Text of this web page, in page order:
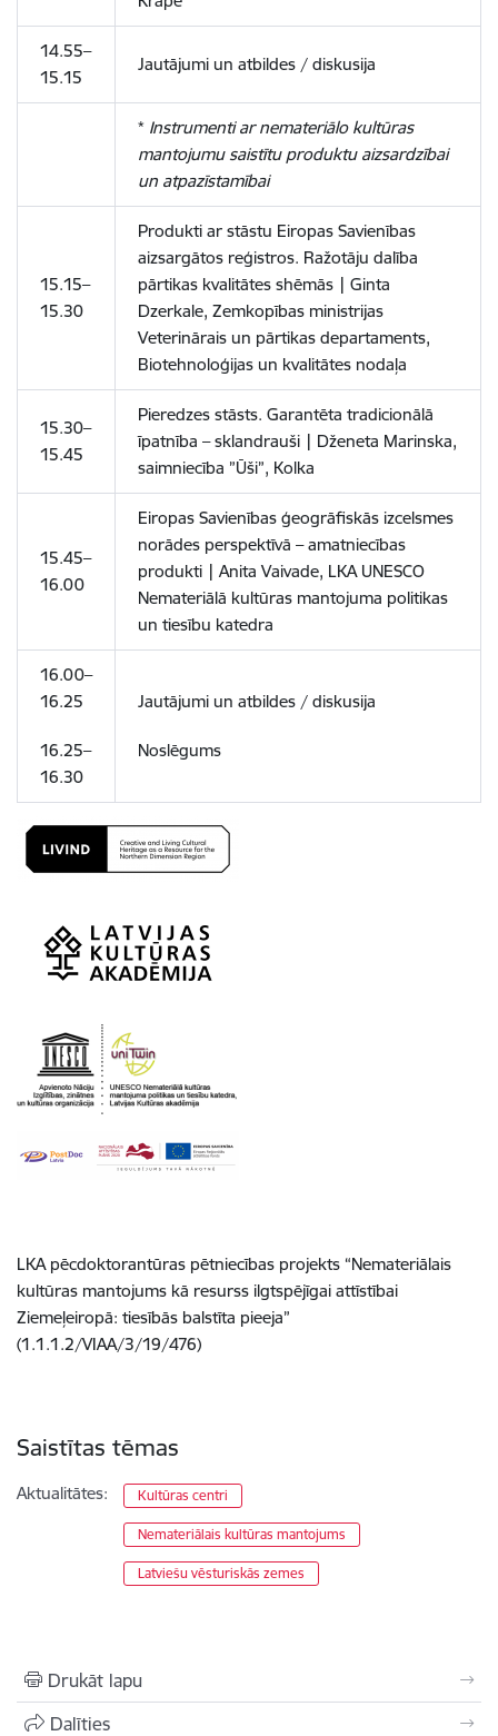
14.55–
15.15
Jautājumi un atbildes / diskusija
* Instrumenti ar nemateriālo kultūras
mantojumu saistītu produktu aizsardzībai
un atpazīstamībai
15.15–
15.30​
Produkti ar stāstu Eiropas Savienības
aizsargātos reģistros. Ražotāju dalība
pārtikas kvalitātes shēmās | Ginta
Dzerkale, Zemkopības ministrijas
Veterinārais un pārtikas departaments,
Biotehnoloģijas un kvalitātes nodaļa
15.30–
15.45
Pieredzes stāsts. Garantēta tradicionālā
īpatnība – sklandrauši | Dženeta Marinska,
saimniecība ”Ūši”, Kolka
15.45–
16.00
Eiropas Savienības ģeogrāfiskās izcelsmes
norādes perspektīvā – amatniecības
produkti | Anita Vaivade, LKA UNESCO
Nemateriālā kultūras mantojuma politikas
un tiesību katedra
16.00–
16.25
16.25–
16.30
Jautājumi un atbildes / diskusija
Noslēgums
LKA pēcdoktorantūras pētniecības projekts “Nemateriālais
kultūras mantojums kā resurss ilgtspējīgai attīstībai
Ziemeļeiropā: tiesībās balstīta pieeja”
(1.1.1.2/VIAA/3/19/476)
Saistītas tēmas
Aktualitātes: Kultūras centri
Nemateriālais kultūras mantojums
Latviešu vēsturiskās zemes
Drukāt lapu
Dalīties